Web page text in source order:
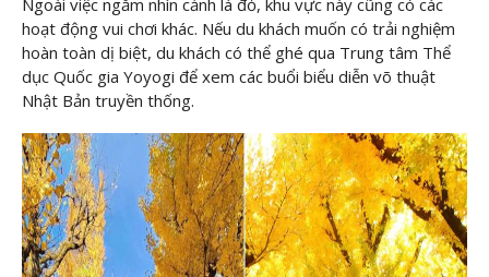
hoạt động vui chơi khác. Nếu du khách muốn có trải nghiệm
hoàn toàn dị biệt, du khách có thể ghé qua Trung tâm Thể
dục Quốc gia Yoyogi để xem các buổi biểu diễn võ thuật
Nhật Bản truyền thống.